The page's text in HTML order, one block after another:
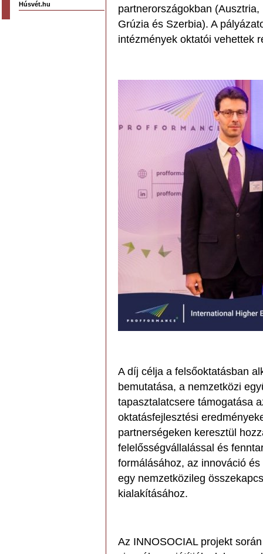
Húsvét.hu
partnerországokban
Grúzia és Szerbia). A
intézmények oktatói vehettek
A díj célja a felsőoktatásban
bemutatása, a nemzetközi
tapasztalatcsere támogatása
oktatásfejlesztési
partnerségeken keresztül
felelősségvállalással és
formálásához, az innováció
egy nemzetközileg
kialakításához.
Az INNOSOCIAL projekt